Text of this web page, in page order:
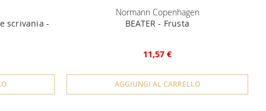
scrivania -
Normann Copenhagen
BEATER - Frusta
11,57 €
AGGIUNGI AL CARRELLO